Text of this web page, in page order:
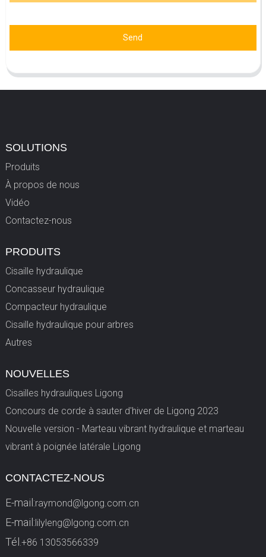
Send
SOLUTIONS
Produits
À propos de nous
Vidéo
Contactez-nous
PRODUITS
Cisaille hydraulique
Concasseur hydraulique
Compacteur hydraulique
Cisaille hydraulique pour arbres
Autres
NOUVELLES
Cisailles hydrauliques Ligong
Concours de corde à sauter d'hiver de Ligong 2023
Nouvelle version - Marteau vibrant hydraulique et marteau
vibrant à poignée latérale Ligong
CONTACTEZ-NOUS
E-mail:raymond@lgong.com.cn
E-mail:lilyleng@lgong.com.cn
Tél. +86 13053566339